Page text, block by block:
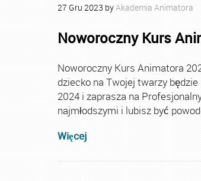
27 Gru 2023 byAkademia Animatora
Noworoczny Kurs
Noworoczny Kurs Animatora
dziecko na Twojej twarzy
2024 i zaprasza na
najmłodszymi i lubisz być
Więcej